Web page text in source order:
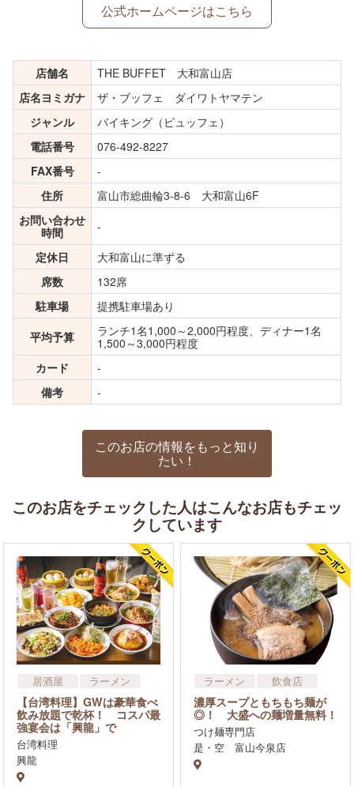
公式ホームページはこちら
店舗名
THE BUFFET 大和富山店
店名ヨミガナ
ザ・ブッフェ ダイワトヤマテン
ジャンル
バイキング（ビュッフェ）
電話番号
076-492-8227
FAX番号
-
住所
富山市総曲輪3-8-6 大和富山6F
お問い合わせ
時間
-
定休日
大和富山に準ずる
席数
132席
駐車場
提携駐車場あり
平均予算
ランチ1名1,000～2,000円程度、ディナー1名
1,500～3,000円程度
カード
-
備考
-
このお店の情報をもっと知り
たい！
このお店をチェックした人はこんなお店もチェッ
クしています
居酒屋
ラーメン
中華
アジア・エスニック料理
飲食店
【台湾料理】GWは豪華食べ
飲み放題で乾杯！ コスパ最
強宴会は「興龍」で
台湾料理
興龍
ラーメン 飲食店
濃厚スープともちもち麺が
◎！ 大盛への麺増量無料！
つけ麺専門店
是・空 富山今泉店